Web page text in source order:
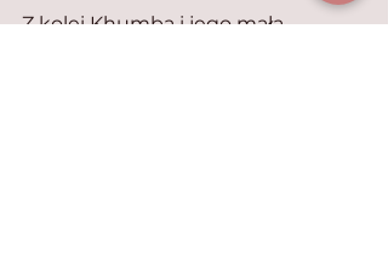
Z kolei Khumba i jego mała